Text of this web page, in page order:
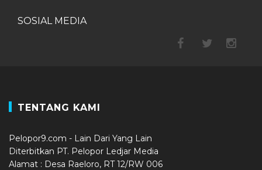
SOSIAL MEDIA
TENTANG KAMI
Pelopor9.com - Lain Dari Yang Lain
Diterbitkan PT. Pelopor Ledjar Media
Alamat : Desa Raeloro, RT 12/RW 006